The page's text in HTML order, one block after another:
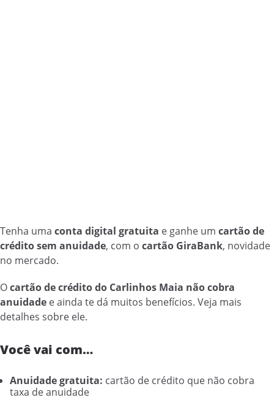
Tenha uma conta digital gratuita e ganhe um cartão de
crédito sem anuidade, com o cartão GiraBank, novidade
no mercado.
Ocartão de crédito do Carlinhos Maia não cobra
anuidade e ainda te dá muitos benefícios. Veja mais
detalhes sobre ele.
Você vai com…
Anuidade gratuita: cartão de crédito que não cobra
taxa de anuidade